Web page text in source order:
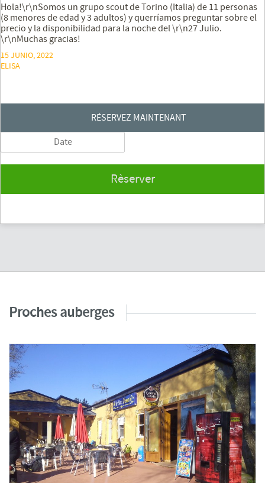
Hola!\r\nSomos un grupo scout de Torino (Italia) de 11 personas
(8 menores de edad y 3 adultos) y querríamos preguntar sobre el
precio y la disponibilidad para la noche del \r\n27 Julio.
\r\nMuchas gracias!
15 JUNIO, 2022
ELISA
RÉSERVEZ MAINTENANT
Rèserver
Proches auberges